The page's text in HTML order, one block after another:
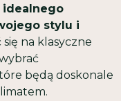
idealnego
stylu i
na klasyczne
będą doskonale